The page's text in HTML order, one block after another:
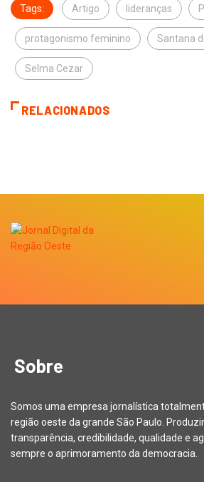
Tags: Artigo lideranças
protagonismo feminino Santana
Selma Cezar
RELACIONADOS
Sobre
Somos uma empresa jornalística
região oeste da grande São Paulo.
transparência, credibilidade, qualidade e
sempre o aprimoramento da democracia.